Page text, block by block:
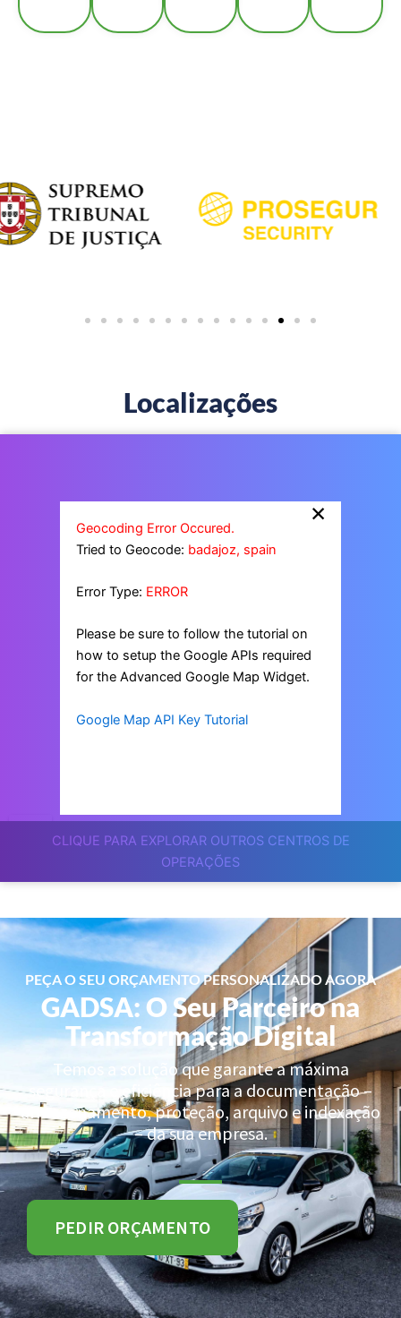
Localizações
CLIQUE PARA EXPLORAR OUTROS CENTROS DE
OPERAÇÕES
×
Geocoding Error Occured.
Tried to Geocode: badajoz, spain
Error Type: ERROR
Please be sure to follow the tutorial on
how to setup the Google APIs required
for the Advanced Google Map Widget.
Google Map API Key Tutorial
PEÇA O SEU ORÇAMENTO PERSONALIZADO AGORA
GADSA: O Seu Parceiro na
Transformação Digital
Temos a solução que garante a máxima
segurança e eficiência para a documentação –
armazenamento, proteção, arquivo e indexação
– da sua empresa.
PEDIR ORÇAMENTO